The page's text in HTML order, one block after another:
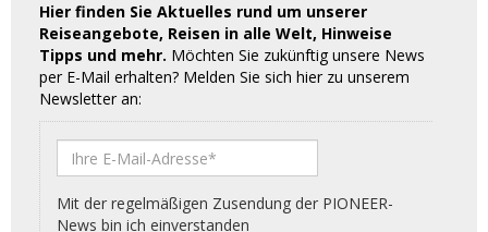
Hier finden Sie Aktuelles rund um unserer
Reiseangebote, Reisen in alle Welt, Hinweise
Tipps und mehr. Möchten Sie zukünftig unsere News
per E-Mail erhalten? Melden Sie sich hier zu unserem
Newsletter an: